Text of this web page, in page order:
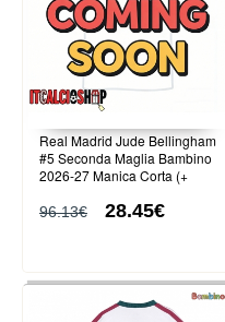
Real Madrid Jude Bellingham
#5 Seconda Maglia Bambino
2026-27 Manica Corta (+
96.13€ 28.45€